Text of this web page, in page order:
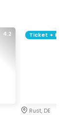
4.2 Ticket +
Rust, DE